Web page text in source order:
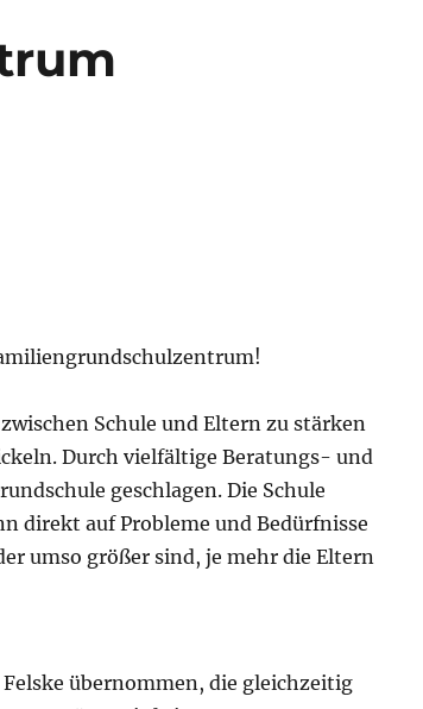
Schule und Eltern zu stärken
Durch vielfältige Beratungs- und
geschlagen. Die Schule
direkt auf Probleme und Bedürfnisse
umso größer sind, je mehr die Eltern
übernommen, die gleichzeitig